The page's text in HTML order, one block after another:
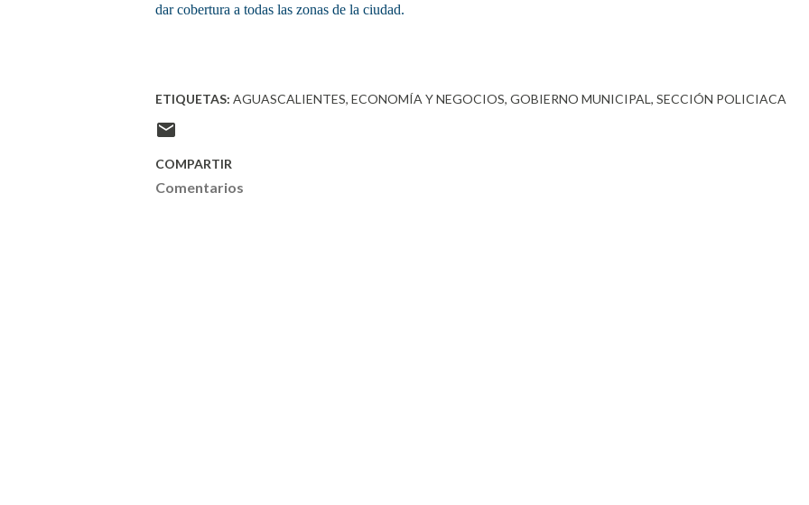
dar cobertura a todas las zonas de la ciudad.
ETIQUETAS: AGUASCALIENTES ECONOMÍA Y NEGOCIOS GOBIERNO MUNICIPAL SECCIÓN POLICIACA
COMPARTIR
Comentarios